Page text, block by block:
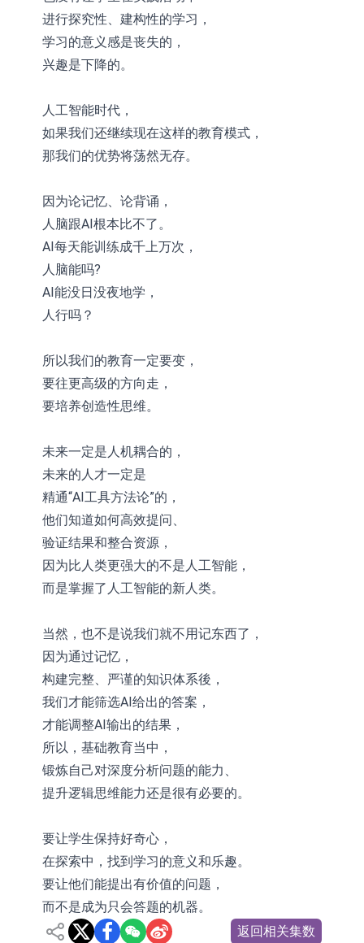
进行探究性、建构性的学习，
学习的意义感是丧失的，
兴趣是下降的。
人工智能时代，
如果我们还继续现在这样的教育模式，
那我们的优势将荡然无存。
因为论记忆、论背诵，
人脑跟AI根本比不了。
AI每天能训练成千上万次，
人脑能吗?
AI能没日没夜地学，
人行吗？
所以我们的教育一定要变，
要往更高级的方向走，
要培养创造性思维。
未来一定是人机耦合的，
未来的人才一定是
精通“AI工具方法论”的，
他们知道如何高效提问、
验证结果和整合资源，
因为比人类更强大的不是人工智能，
而是掌握了人工智能的新人类。
当然，也不是说我们就不用记东西了，
因为通过记忆，
构建完整、严谨的知识体系後，
我们才能筛选AI给出的答案，
才能调整AI输出的结果，
所以，基础教育当中，
锻炼自己对深度分析问题的能力、
提升逻辑思维能力还是很有必要的。
要让学生保持好奇心，
在探索中，找到学习的意义和乐趣。
要让他们能提出有价值的问题，
而不是成为只会答题的机器。
返回相关集数